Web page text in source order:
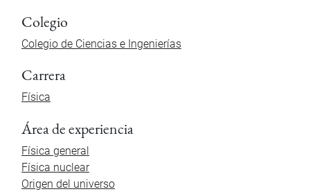
Colegio
Colegio de Ciencias e Ingenierías
Carrera
Física
Área de experiencia
Física general
Física nuclear
Origen del universo